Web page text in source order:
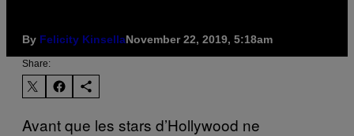
By Felicity KinsellaNovember 22, 2019, 5:18am
Share:
Avant que les stars d’Hollywood ne